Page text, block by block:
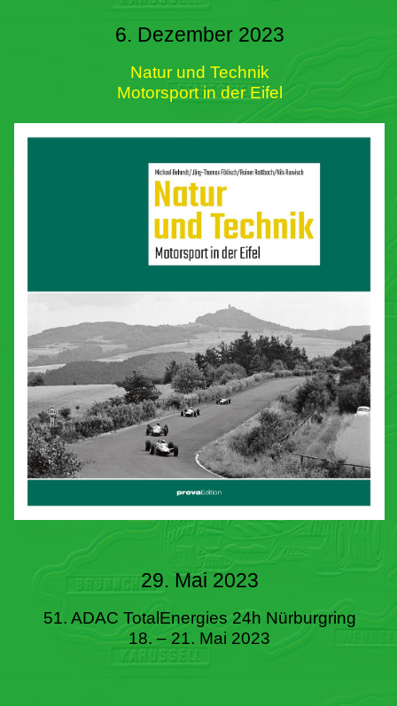
6. Dezember 2023
Natur und Technik
Motorsport in der Eifel
29. Mai 2023
51. ADAC TotalEnergies 24h Nürburgring
18. – 21. Mai 2023